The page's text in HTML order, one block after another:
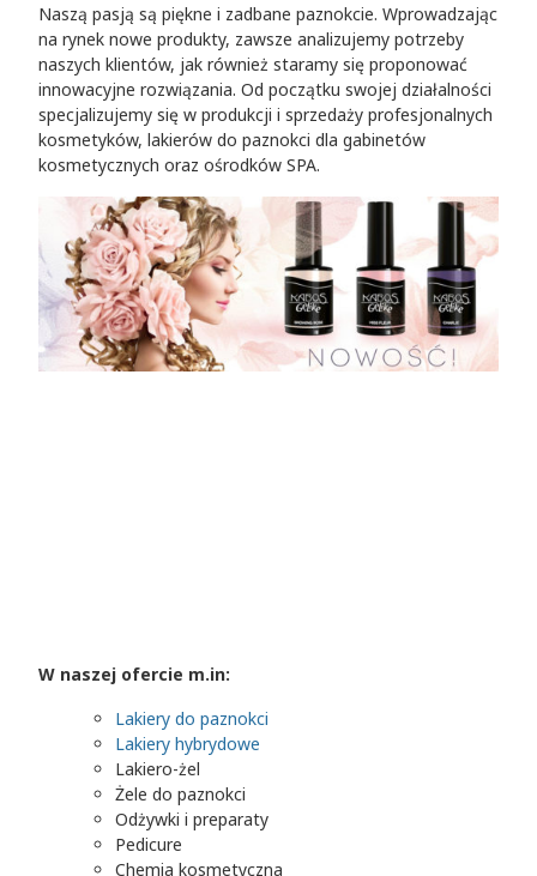
Naszą pasją są piękne i zadbane paznokcie. Wprowadzając
na rynek nowe produkty, zawsze analizujemy potrzeby
naszych klientów, jak również staramy się proponować
innowacyjne rozwiązania. Od początku swojej działalności
specjalizujemy się w produkcji i sprzedaży profesjonalnych
kosmetyków, lakierów do paznokci dla gabinetów
kosmetycznych oraz ośrodków SPA.
W naszej ofercie m.in:
Lakiery do paznokci
Lakiery hybrydowe
Lakiero-żel
Żele do paznokci
Odżywki i preparaty
Pedicure
Chemia kosmetyczna